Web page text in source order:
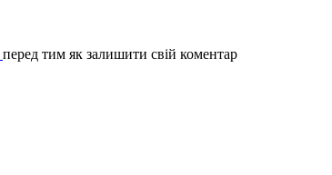
перед тим як залишити свій коментар